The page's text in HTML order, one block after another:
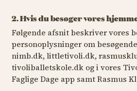
2. Hvis du besøger vores
Følgende afsnit beskriver vores
personoplysninger om
nimb.dk, littletivoli.dk,
tivoliballetskole.dk og i vores
Faglige Dage app samt Rasmus